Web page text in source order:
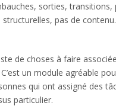
sorties,
structurelles, pas de contenu.
de choses à faire
un module agréable
qui ont assigné des
particulier.